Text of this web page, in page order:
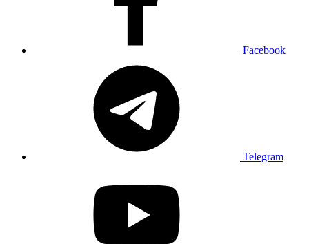
Facebook
Telegram